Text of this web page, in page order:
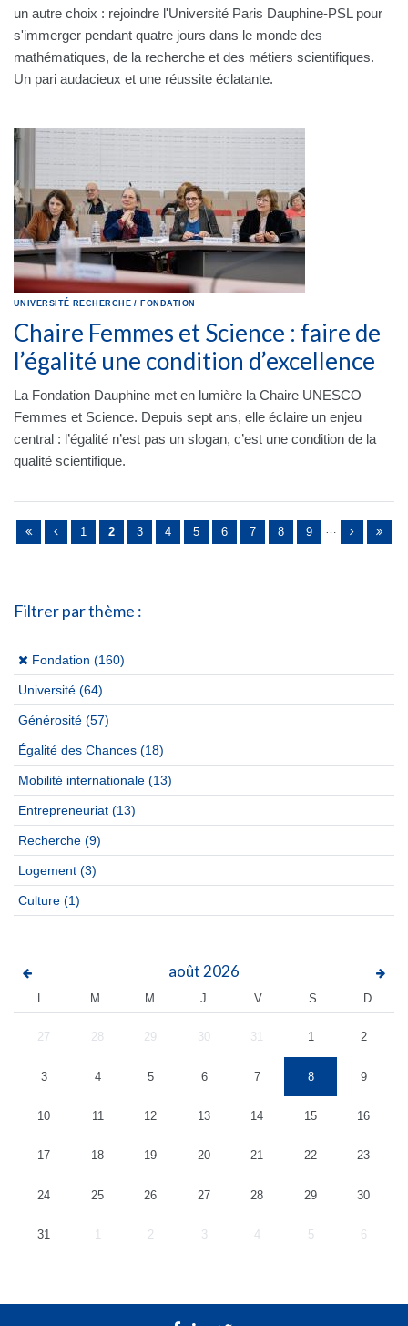
un autre choix : rejoindre l'Université Paris Dauphine-PSL pour
s'immerger pendant quatre jours dans le monde des
mathématiques, de la recherche et des métiers scientifiques.
Un pari audacieux et une réussite éclatante.
UNIVERSITÉ RECHERCHE / FONDATION
Chaire Femmes et Science : faire de
l’égalité une condition d’excellence
La Fondation Dauphine met en lumière la Chaire UNESCO
Femmes et Science. Depuis sept ans, elle éclaire un enjeu
central : l’égalité n’est pas un slogan, c’est une condition de la
qualité scientifique.
Pages 1 2 3 4 5 6 7 8 9 …
Filtrer par thème :
(x)
Fondation (160)
Université (64)
Générosité (57)
Égalité des Chances (18)
Mobilité internationale (13)
Entrepreneuriat (13)
Recherche (9)
Logement (3)
Culture (1)
août 2026
L M M J V S D
27 28 29 30 31 1 2
3 4 5 6 7 8 9
10 11 12 13 14 15 16
17 18 19 20 21 22 23
24 25 26 27 28 29 30
31 1 2 3 4 5 6